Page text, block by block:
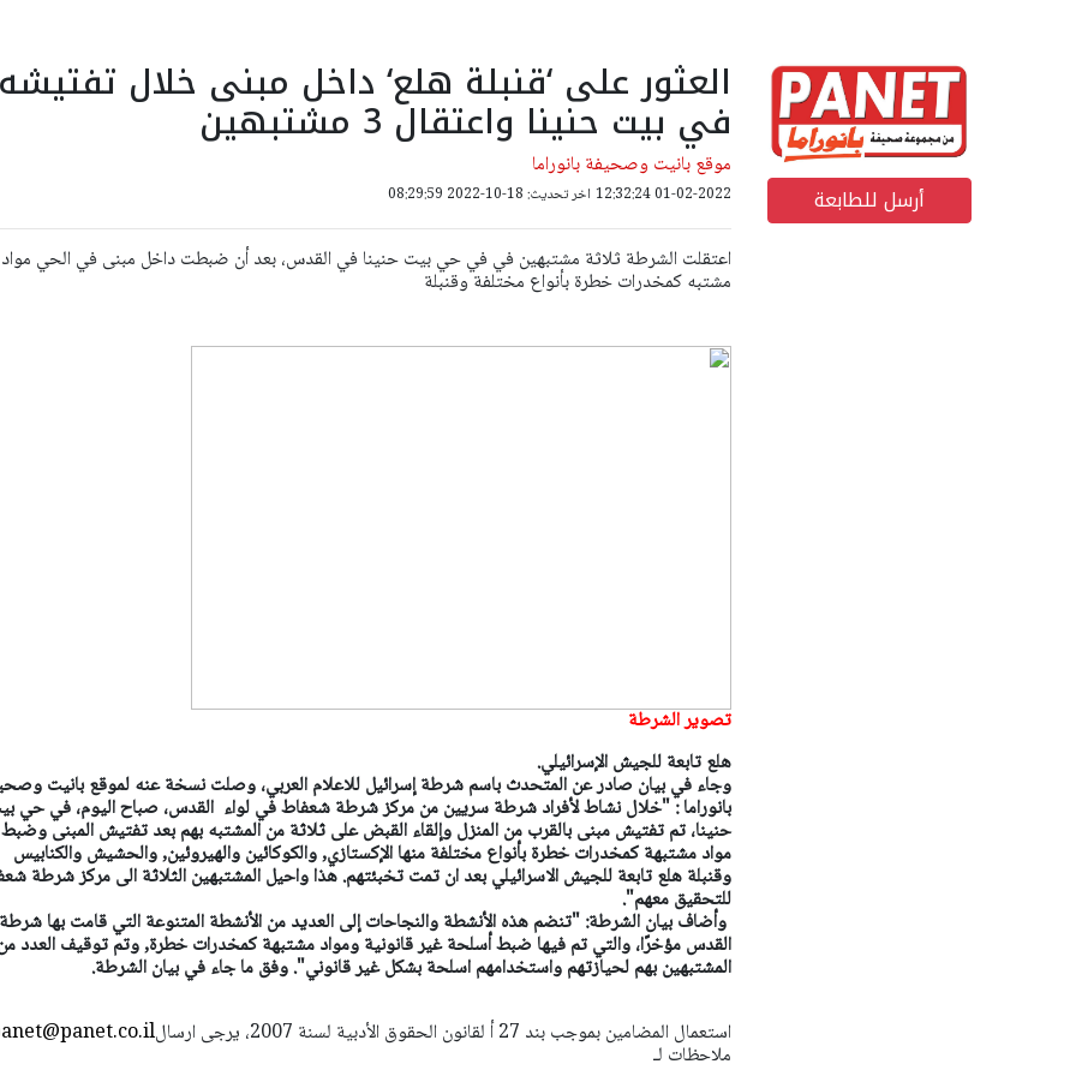
أرسل للطابعة
العثور على ‘قنبلة هلع‘ داخل مبنى خلال تفتيشه
في بيت حنينا واعتقال 3 مشتبهين
موقع بانيت وصحيفة بانوراما
01-02-2022 12:32:24 اخر تحديث: 18-10-2022 08:29:59
اعتقلت الشرطة ثلاثة مشتبهين في في حي بيت حنينا في القدس، بعد أن ضبطت داخل مبنى في الحي مواد
مشتبه كمخدرات خطرة بأنواع مختلفة وقنبلة
تصوير الشرطة
هلع تابعة للجيش الإسرائيلي.
وجاء في بيان صادر عن المتحدث باسم شرطة إسرائيل للاعلام العربي، وصلت نسخة عنه لموقع بانيت
بانوراما : "خلال نشاط لأفراد شرطة سريين من مركز شرطة شعفاط في لواء القدس، صباح اليوم، في حي
حنينا، تم تفتيش مبنى بالقرب من المنزل وإلقاء القبض على ثلاثة من المشتبه بهم بعد تفتيش المبنى وضبط
مواد مشتبهة كمخدرات خطرة بأنواع مختلفة منها الإكستازي, والكوكائين والهيروئين, والحشيش والكنابيس
وقنبلة هلع تابعة للجيش الاسرائيلي بعد ان تمت تخبئتهم. هذا واحيل المشتبهين الثلاثة الى مركز شرطة
للتحقيق معهم".
وأضاف بيان الشرطة: "تنضم هذه الأنشطة والنجاحات إلى العديد من الأنشطة المتنوعة التي قامت بها
القدس مؤخرًا، والتي تم فيها ضبط أسلحة غير قانونية ومواد مشتبهة كمخدرات خطرة, وتم توقيف العدد
المشتبهين بهم لحيازتهم واستخدامهم اسلحة بشكل غير قانوني". وفق ما جاء في بيان الشرطة.
استعمال المضامين بموجب بند 27 أ لقانون الحقوق الأدبية لسنة 2007، يرجى ارسال
ملاحظات لـ